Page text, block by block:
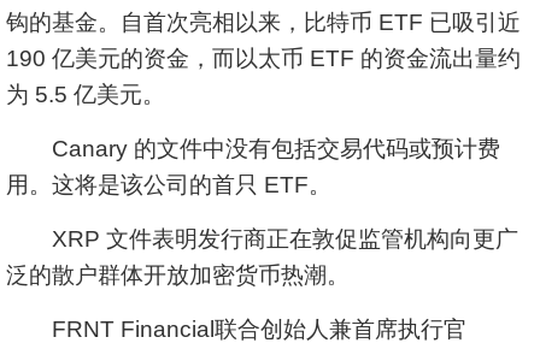
钩的基金。自首次亮相以来，比特币 ETF 已吸引近
190 亿美元的资金，而以太币 ETF 的资金流出量约
为 5.5 亿美元。
Canary 的文件中没有包括交易代码或预计费
用。这将是该公司的首只 ETF。
XRP 文件表明发行商正在敦促监管机构向更广
泛的散户群体开放加密货币热潮。
FRNT Financial联合创始人兼首席执行官